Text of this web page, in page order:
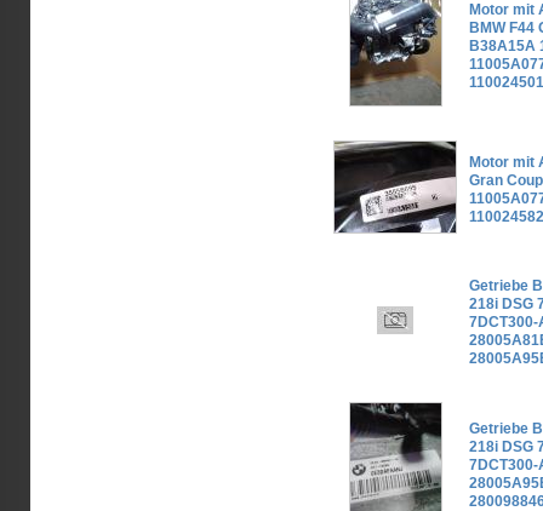
Motor mit
BMW F44
B38A15A
Motor mit
Gran
Getriebe
218i DSG
7DCT300-
Getriebe
218i DSG
7DCT300-